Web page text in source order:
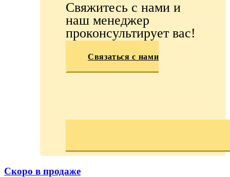
Свяжитесь с нами и
наш менеджер
проконсультирует вас!
Связаться с нами
Скоро в продаже